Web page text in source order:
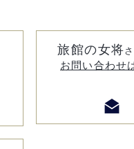
​旅館の女将
お問い合わせ